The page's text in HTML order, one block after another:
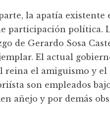
la apatía
participación política.
de Gerardo Sosa
El actual
reina el amiguismo y el
son empleados
añejo y por demás